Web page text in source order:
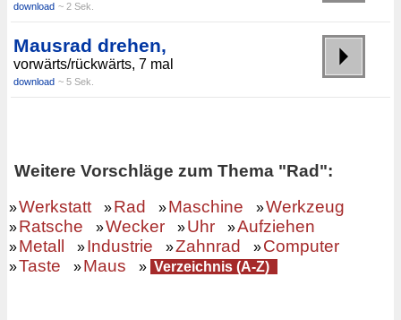
download ~ 2 Sek.
Mausrad drehen,
vorwärts/rückwärts, 7 mal
download ~ 5 Sek.
Weitere Vorschläge zum Thema "Rad":
»Werkstatt »Rad »Maschine »Werkzeug
»Ratsche »Wecker »Uhr »Aufziehen
»Metall »Industrie »Zahnrad »Computer
»Taste »Maus » Verzeichnis (A-Z)